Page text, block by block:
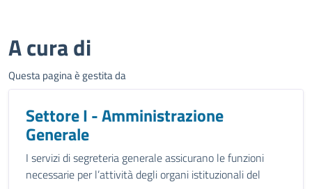
A cura di
Questa pagina è gestita da
Settore I - Amministrazione
Generale
I servizi di segreteria generale assicurano le funzioni
necessarie per l’attività degli organi istituzionali del